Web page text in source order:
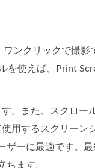
ンクリックで撮影
を使えば、Print
。また、スクロー
用するスクリーン
ザーに最適です。
ます。